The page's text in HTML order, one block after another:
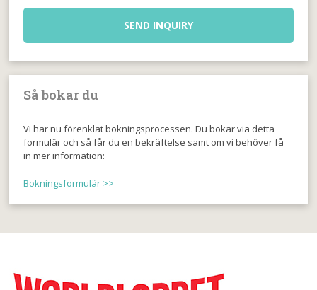
SEND INQUIRY
Så bokar du
Vi har nu förenklat bokningsprocessen. Du bokar via detta
formulär och så får du en bekräftelse samt om vi behöver få
in mer information:
Bokningsformulär >>